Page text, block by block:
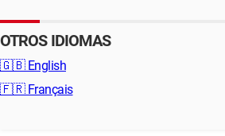
OTROS IDIOMAS
🇬🇧 English
🇫🇷 Français